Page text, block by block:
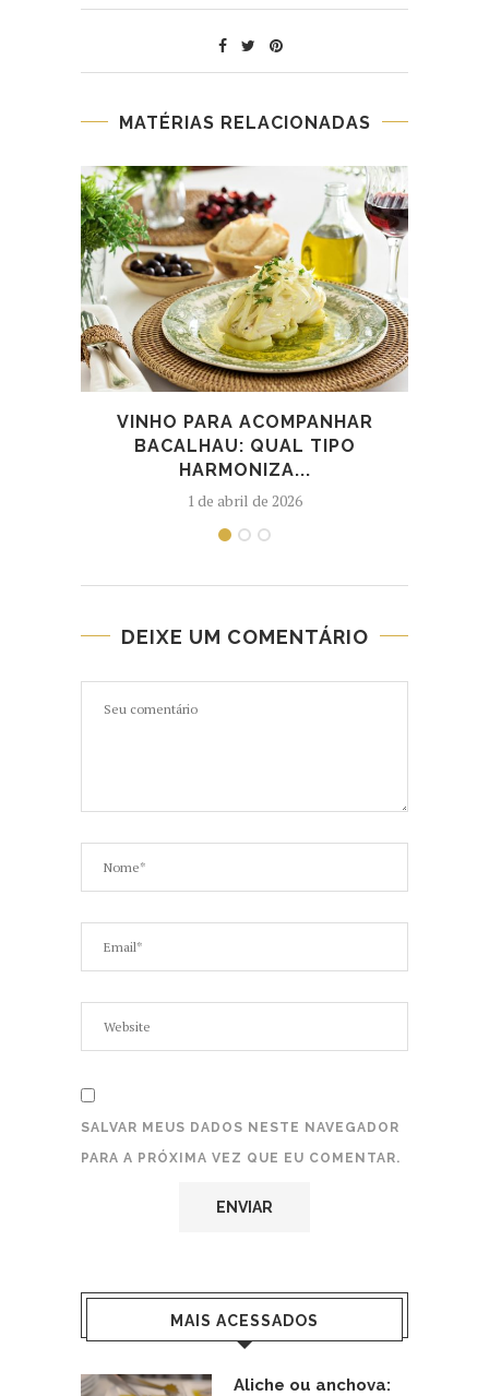
MATÉRIAS RELACIONADAS
VINHO PARA ACOMPANHAR
BACALHAU: QUAL TIPO
HARMONIZA...
1 de abril de 2026
DEIXE UM COMENTÁRIO
SALVAR MEUS DADOS NESTE NAVEGADOR
PARA A PRÓXIMA VEZ QUE EU COMENTAR.
MAIS ACESSADOS
Aliche ou anchova: